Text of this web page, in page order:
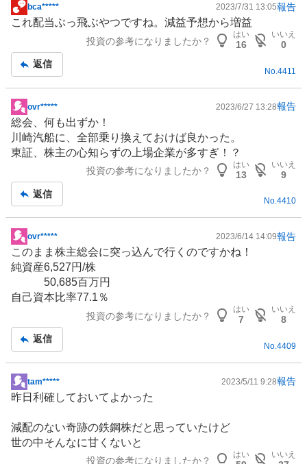
掲
示
事
bca***** 2023/7/31 13:05報告
これ配当ぶっ飛ぶやつですね。減益予想から増益
投資の参考になりましたか？
はい
16
いいえ
0
返信
No. 4411
掲
示
板
記
ovr***** 2023/6/27 13:28報告
総会、何も出ずか！
川崎汽船に、全部乗り換えておけば良かった。
東証、株主の心知らずの上場企業が多すぎ！？
投資の参考になりましたか？
はい
13
いいえ
9
返信
No.4410
掲
示
板
事
ovr***** 2023/6/14 14:09報告
このまま株主総会に突っ込んで行くのですかね！
純資産6,527円/株
50,685百万円
自己資本比率77.1％
投資の参考になりましたか？
はい
7
いいえ
8
返信
No. 4409
掲
示
記
事
tam***** 2023/5/11 9:28報告
昨日利確しておいてよかった
減配のない奇跡の鉄鋼株だと思っていたけど
世の中そんなに甘くないと
投資の参考になりましたか？
はい いいえ